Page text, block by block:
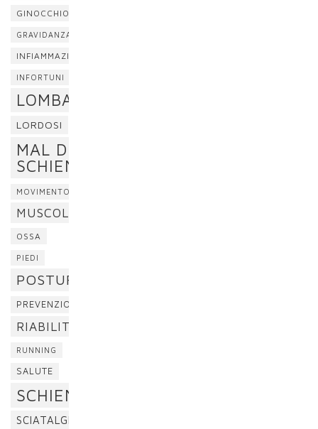
GINOCCHIO
GRAVIDANZA
INFIAMMAZIONE
INFORTUNI
LOMBALGIA
LORDOSI
MAL DI
SCHIENA
MOVIMENTO
MUSCOLI
OSSA
PIEDI
POSTURA
PREVENZIONE
RIABILITAZIONE
RUNNING
SALUTE
SCHIENA
SCIATALGIA